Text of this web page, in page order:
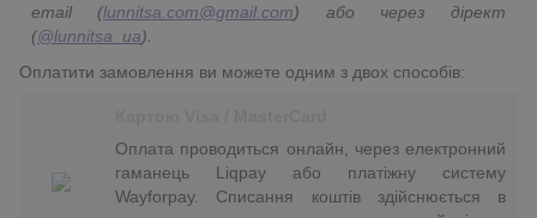
email (lunnitsa.com@gmail.com) або через дірект
(@lunnitsa_ua).
Оплатити замовлення ви можете одним з двох способів:
Оплата проводиться онлайн, через електронний
гаманець Liqpay або платіжну систему
Wayforpay. Списання коштів здійснюється в